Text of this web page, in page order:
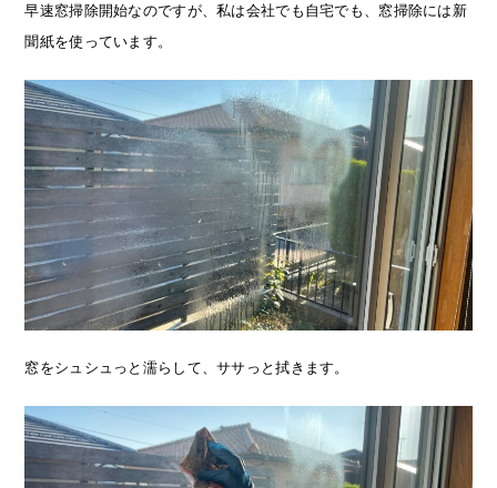
早速窓掃除開始なのですが、私は会社でも自宅でも、窓掃除には新
聞紙を使っています。
窓をシュシュっと濡らして、ササっと拭きます。